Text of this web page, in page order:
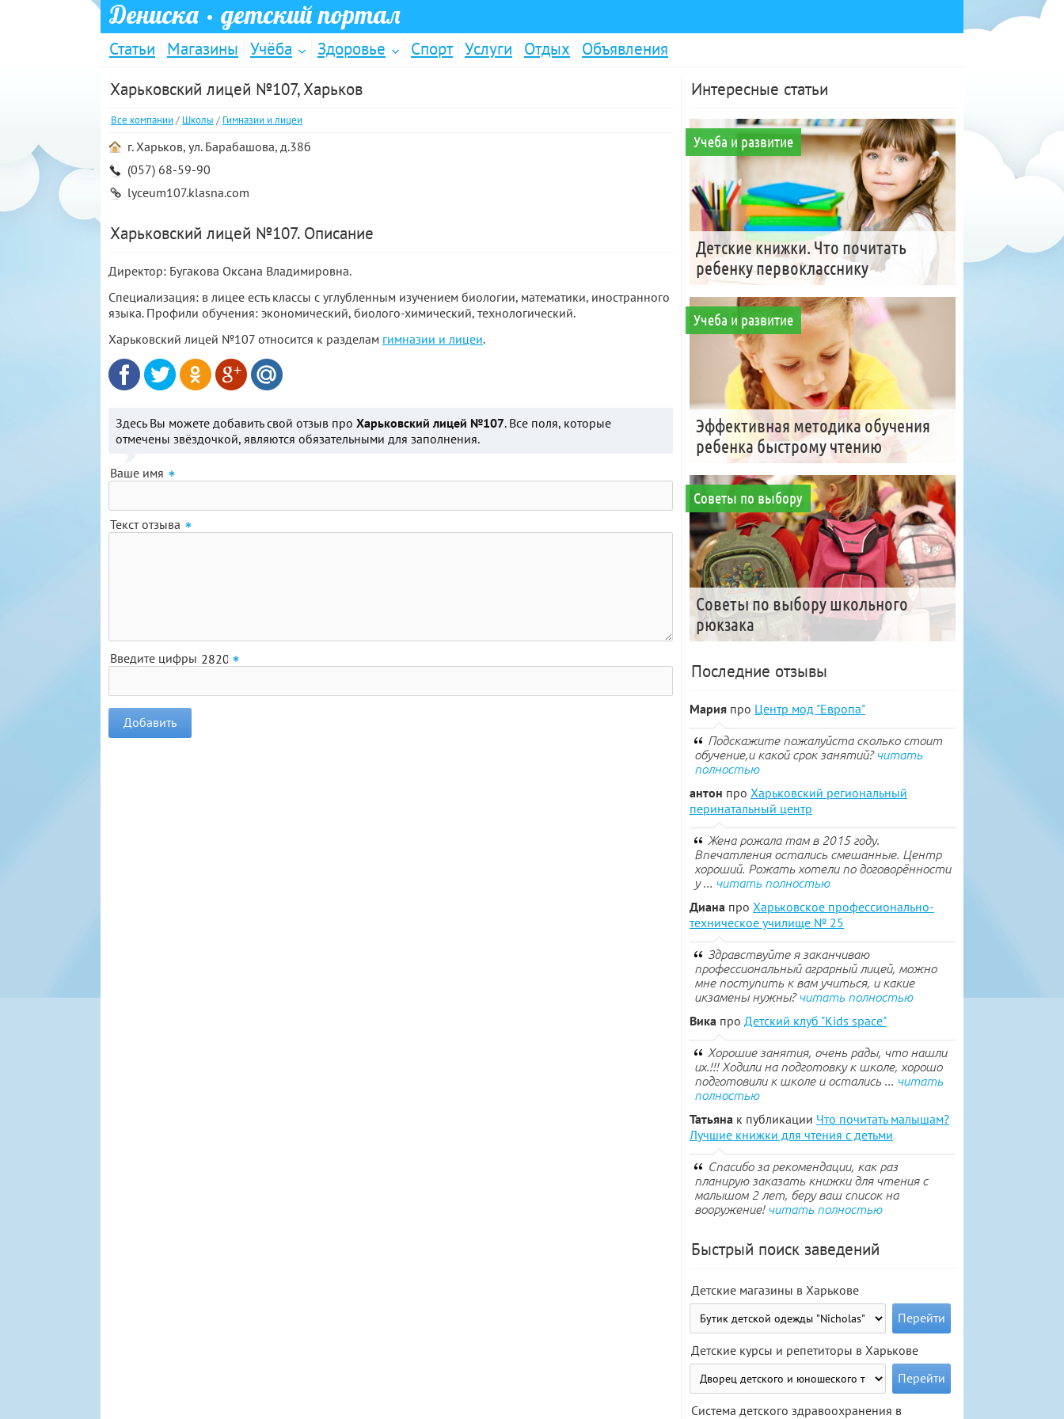
Дениска · детский портал
Статьи Магазины Учёба Здоровье Спорт Услуги Отдых
Объявления
Харьковский лицей №107, Харьков
Все компании/ Школы / Гимназии и лицеи
г. Харьков, ул. Барабашова, д.38б
(057) 68-59-90
lyceum107.klasna.com
Харьковский лицей №107. Описание
Директор: Бугакова Оксана Владимировна.
Специализация: в лицее есть классы с углубленным изучением биологии, математики, иностранного
языка. Профили обучения: экономический, биолого-химический, технологический.
Харьковский лицей №107 относится к разделам гимназии и лицеи.
Здесь Вы можете добавить свой отзыв про Харьковский лицей №107. Все поля, которые
отмечены звёздочкой, являются обязательными для заполнения.
Ваше имя
Текст отзыва
Введите цифры
Интересные статьи
Учеба и развитие
Детские книжки. Что почитать
ребенку первокласснику
Учеба и развитие
Эффективная методика обучения
ребенка быстрому чтению
Советы по выбору
Советы по выбору школьного
рюкзака
Последние отзывы
Мария про Центр мод "Европа"
Подскажите пожалуйста сколько стоит
обучение,и какой срок занятий? читать
полностью
антон про Харьковский региональный
перинатальный центр
Жена рожала там в 2015 году.
Впечатления остались смешанные. Центр
хороший. Рожать хотели по договорённости
у ... читать полностью
Диана про Харьковское профессионально-
техническое училище № 25
Здравствуйте я заканчиваю
профессиональный аграрный лицей, можно
мне поступить к вам учиться, и какие
икзамены нужны? читать полностью
Вика про Детский клуб "Kids space"
Хорошие занятия, очень рады, что нашли
их.!!! Ходили на подготовку к школе, хорошо
подготовили к школе и остались ... читать
полностью
Татьяна к публикации Что почитать малышам?
Лучшие книжки для чтения с детьми
Спасибо за рекомендации, как раз
планирую заказать книжки для чтения с
малышом 2 лет, беру ваш список на
вооружение! читать полностью
Быстрый поиск заведений
Детские магазины в Харькове
Детские курсы и репетиторы в Харькове
Система детского здравоохранения в